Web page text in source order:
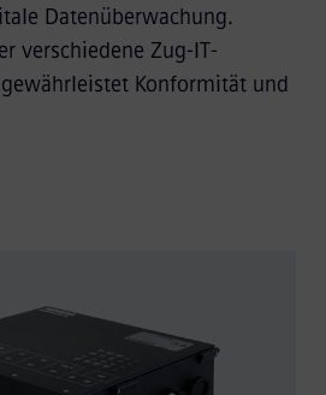
Datenüberwachung.
verschiedene Zug-IT-
Konformität und